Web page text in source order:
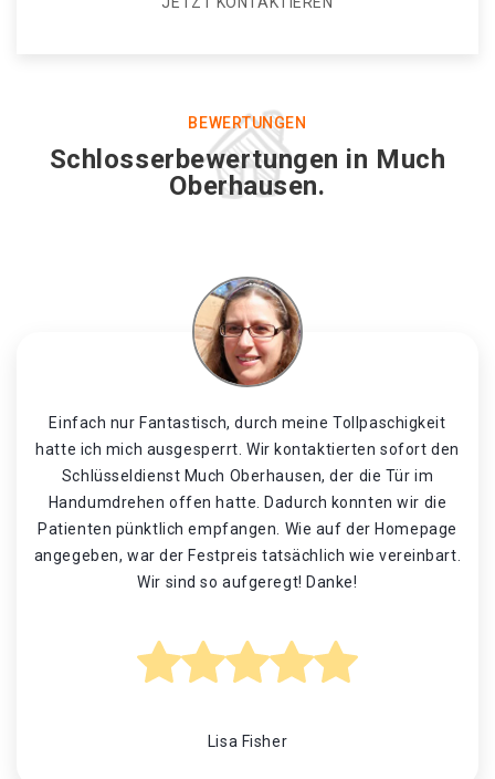
BEWERTUNGEN
Schlosserbewertungen in Much
Oberhausen.
Einfach nur Fantastisch, durch meine Tollpaschigkeit
hatte ich mich ausgesperrt. Wir kontaktierten sofort den
Schlüsseldienst Much Oberhausen, der die Tür im
Handumdrehen offen hatte. Dadurch konnten wir die
Patienten pünktlich empfangen. Wie auf der Homepage
angegeben, war der Festpreis tatsächlich wie vereinbart.
Wir sind so aufgeregt! Danke!
Lisa Fisher